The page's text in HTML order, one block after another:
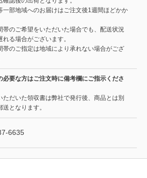
部地域へのお届けはご注文後1週間ほどかか
帯のご希望をいただいた場合でも、配送状況
れる場合がございます。
帯のご指定は地域により承れない場合がござ
必要な方はご注文時に備考欄にご指示くださ
ただいた領収書は弊社で発行後、商品とは別
送となります。
6635